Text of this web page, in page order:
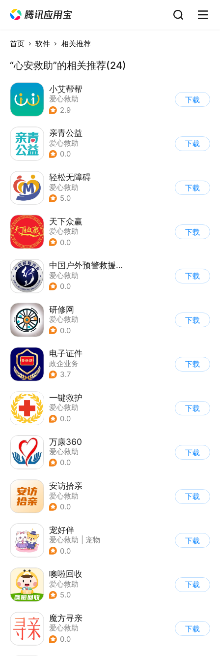
首页 软件 相关推荐
“心安救助”的相关推荐(24)
小艾帮帮
爱心救助
2.9
下载
亲青公益
爱心救助
0.0
下载
轻松无障碍
爱心救助
5.0
下载
天下众赢
爱心救助
0.0
下载
中国户外预警救援互助平台
爱心救助
0.0
下载
研修网
爱心救助
0.0
下载
电子证件
政企业务
3.7
下载
一键救护
爱心救助
0.0
下载
万康360
爱心救助
0.0
下载
安访拾亲
爱心救助
0.0
下载
宠好伴
爱心救助
宠物
0.0
下载
噢啦回收
爱心救助
5.0
下载
魔方寻亲
爱心救助
0.0
下载